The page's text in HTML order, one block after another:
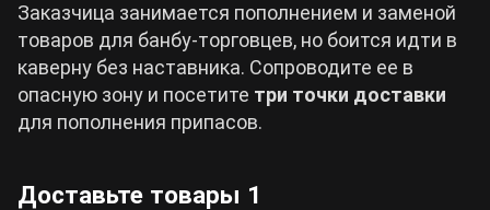
Заказчица занимается пополнением и заменой
товаров для банбу-торговцев, но боится идти в
каверну без наставника. Сопроводите ее в
опасную зону и посетите три точки доставки
для пополнения припасов.
Доставьте товары 1